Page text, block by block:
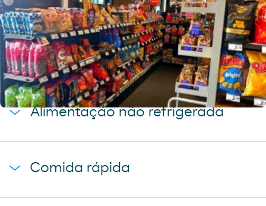
Chegue ao seu destino com os
melhores produtos para o seu veículo.
Líquidos
agua mineral font vella
coca-cola
cerveza mahou clasica
Alimentação não refrigerada
donuts Comida rápida